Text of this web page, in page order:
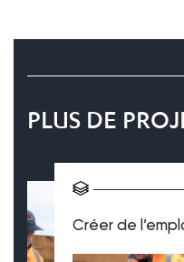
PLUS DE
Créer de